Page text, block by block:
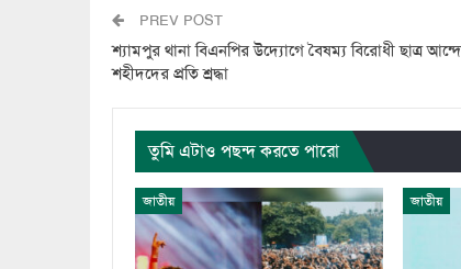
PREV POST
শ্যামপুর থানা বিএনপির উদ্যোগে বৈষম্য বিরোধী ছাত্র
শহীদদের প্রতি শ্রদ্ধা
তুমি এটাও পছন্দ করতে পারো
জাতীয় জাতীয়